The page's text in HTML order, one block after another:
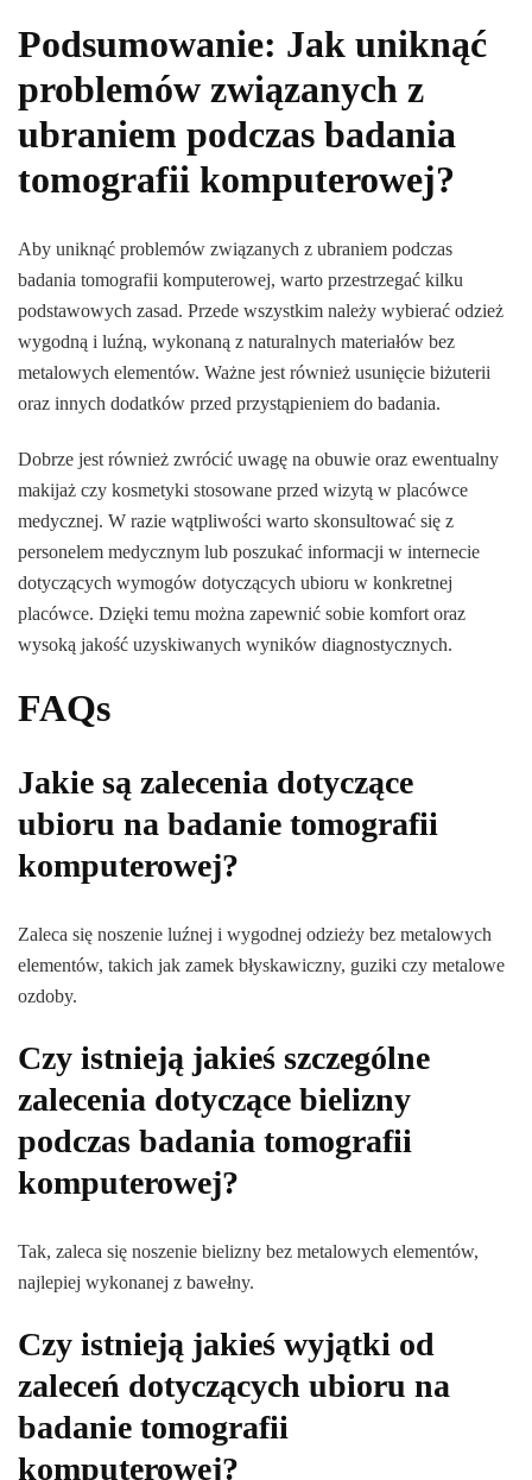
Podsumowanie: Jak uniknąć
problemów związanych z
ubraniem podczas badania
tomografii komputerowej?
Aby uniknąć problemów związanych z ubraniem podczas
badania tomografii komputerowej, warto przestrzegać kilku
podstawowych zasad. Przede wszystkim należy wybierać odzież
wygodną i luźną, wykonaną z naturalnych materiałów bez
metalowych elementów. Ważne jest również usunięcie biżuterii
oraz innych dodatków przed przystąpieniem do badania.
Dobrze jest również zwrócić uwagę na obuwie oraz ewentualny
makijaż czy kosmetyki stosowane przed wizytą w placówce
medycznej. W razie wątpliwości warto skonsultować się z
personelem medycznym lub poszukać informacji w internecie
dotyczących wymogów dotyczących ubioru w konkretnej
placówce. Dzięki temu można zapewnić sobie komfort oraz
wysoką jakość uzyskiwanych wyników diagnostycznych.
FAQs
Jakie są zalecenia dotyczące
ubioru na badanie tomografii
komputerowej?
Zaleca się noszenie luźnej i wygodnej odzieży bez metalowych
elementów, takich jak zamek błyskawiczny, guziki czy metalowe
ozdoby.
Czy istnieją jakieś szczególne
zalecenia dotyczące bielizny
podczas badania tomografii
komputerowej?
Tak, zaleca się noszenie bielizny bez metalowych elementów,
najlepiej wykonanej z bawełny.
Czy istnieją jakieś wyjątki od
zaleceń dotyczących ubioru na
badanie tomografii
komputerowej?